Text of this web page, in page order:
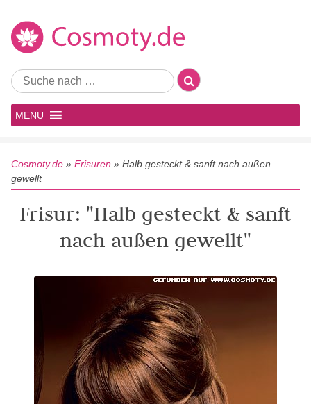
MENU
Cosmoty.de » Frisuren » Halb gesteckt & sanft nach außen
gewellt
Frisur: "Halb gesteckt & sanft
nach außen gewellt"